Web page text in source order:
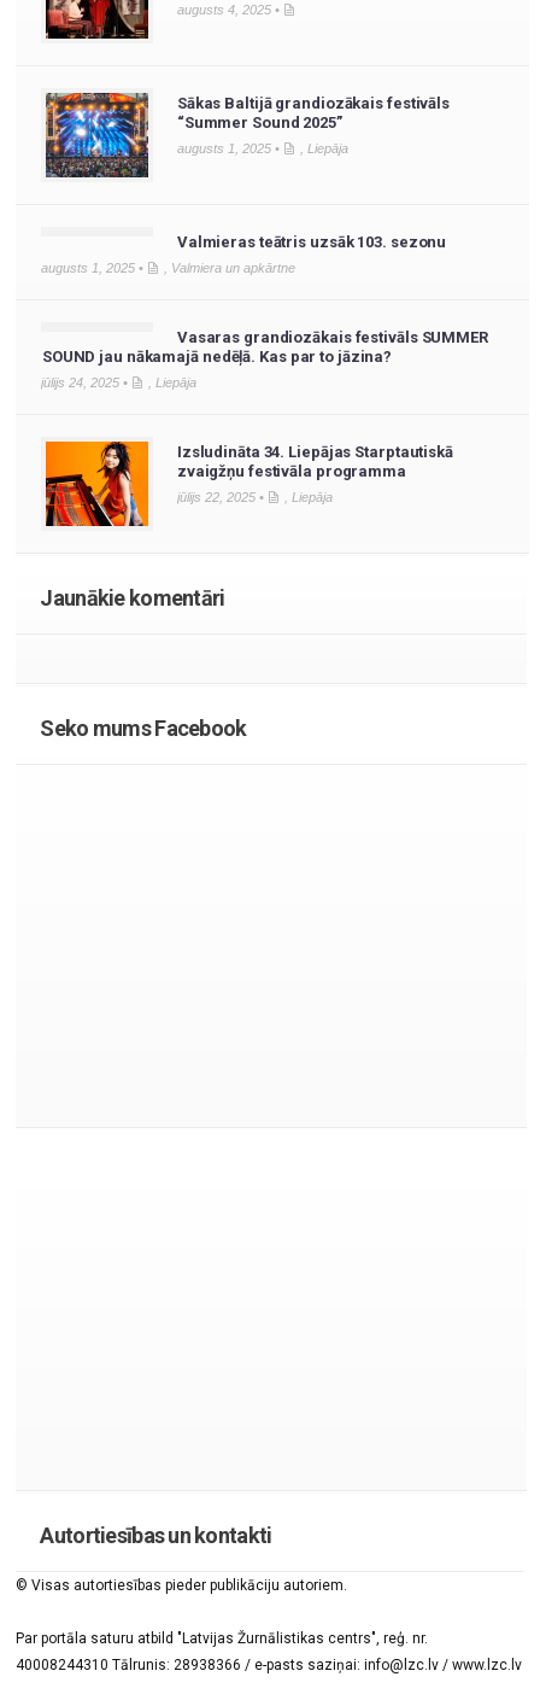
augusts 4, 2025 •
Sākas Baltijā grandiozākais festivāls
“Summer Sound 2025”
augusts 1, 2025 • Liepāja
Valmieras teātris uzsāk 103. sezonu
augusts 1, 2025 • Valmiera un apkārtne
Vasaras grandiozākais festivāls SUMMER
SOUND jau nākamajā nedēļā. Kas par to jāzina?
jūlijs 24, 2025 • Liepāja
Izsludināta 34. Liepājas Starptautiskā
zvaigžņu festivāla programma
jūlijs 22, 2025 • Liepāja
Jaunākie komentāri
Seko mums Facebook
Autortiesības un kontakti
© Visas autortiesības pieder publikāciju autoriem.
Par portāla saturu atbild "Latvijas Žurnālistikas centrs", reģ. nr.
40008244310 Tālrunis: 28938366 / e-pasts saziņai: info@lzc.lv / www.lzc.lv